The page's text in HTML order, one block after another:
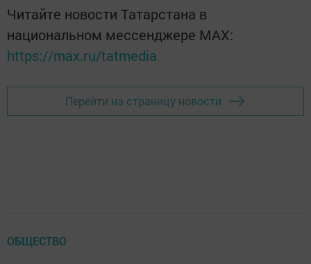
Читайте новости Татарстана в
национальном мессенджере MАХ:
https://max.ru/tatmedia
Перейти на страницу новости
ОБЩЕСТВО